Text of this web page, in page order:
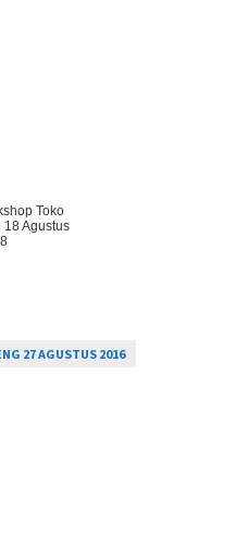
Toko
18 Agustus
27 AGUSTUS 2016